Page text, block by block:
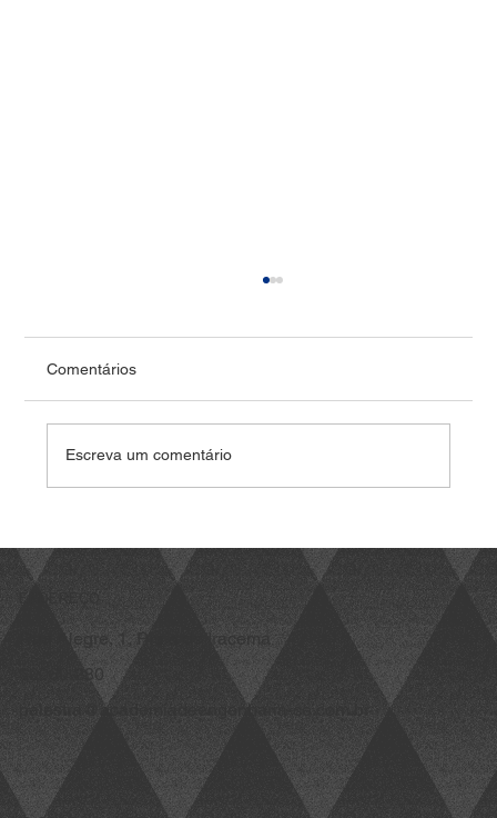
de R$1,8 bi
<p>A parceria estratégia se inicia com o
clean tech de soluções para
Comentários
Escreva um comentário
ENDEREÇO
Rua Alegre, 1, Praia de Iracema
60060-280
palestra@academiadeengenharia-ce.com.br